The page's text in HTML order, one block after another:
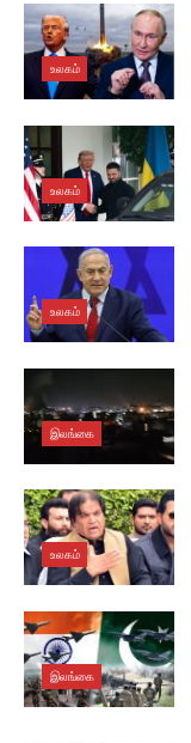
உலகம்
உலகம்
உலகம்
இலங்கை
உலகம்
இலங்கை